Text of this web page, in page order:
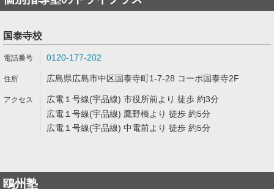
国泰寺校
0120-177-202
広島県広島市中区国泰寺町1-7-28 コーポ国泰寺2F
広電１号線(宇品線) 市役所前より 徒歩 約3分
広電１号線(宇品線) 鷹野橋より 徒歩 約5分
広電１号線(宇品線) 中電前より 徒歩 約5分
鴎州塾